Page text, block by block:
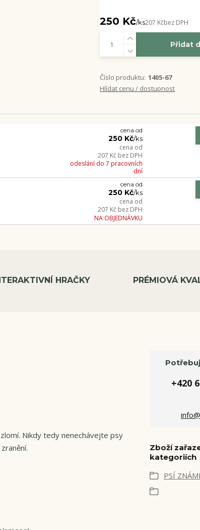
250 Kč/ks207 Kčbez DPH
Přidat
Číslo produktu: 1405-67
Hlídat cenu / dostupnost
cena od
250 Kč/ks
cena od
207 Kč bez DPH
odeslání do 7 pracovních
dní
cena od
250 Kč/ks
cena od
207 Kč bez DPH
NA OBJEDNÁVKU
HRAČKY PRÉMIOVÁ
Nikdy tedy nenechávejte psy
+420
Zboží
kategoriích
PSÍ